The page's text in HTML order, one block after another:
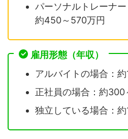
パーソナルトレーナ
約450～570万円
雇用形態（年収）
アルバイトの場合：
正社員の場合：約300
独立している場合：